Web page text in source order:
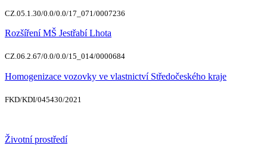
CZ.05.1.30/0.0/0.0/17_071/0007236
Rozšíření MŠ Jestřabí Lhota
CZ.06.2.67/0.0/0.0/15_014/0000684
Homogenizace vozovky ve vlastnictví Středočeského kraje
FKD/KDI/045430/2021
Životní prostředí